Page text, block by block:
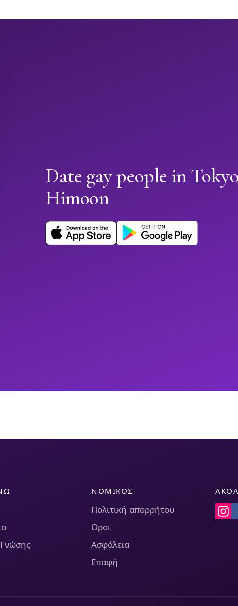
Date gay people in
Himoon
ΝΟΜΙΚΌΣ
Πολιτική απορρήτου
Οροι
Ασφάλεια
Επαφή